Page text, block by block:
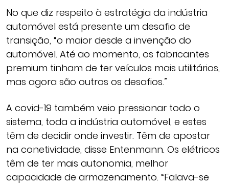
No que diz respeito à estratégia da indústria
automóvel está presente um desafio de
transição, “o maior desde a invenção do
automóvel. Até ao momento, os fabricantes
premium tinham de ter veículos mais utilitários,
mas agora são outros os desafios.”
A covid-19 também veio pressionar todo o
sistema, toda a indústria automóvel, e estes
têm de decidir onde investir. Têm de apostar
na conetividade, disse Entenmann. Os elétricos
têm de ter mais autonomia, melhor
capacidade de armazenamento. “Falava-se